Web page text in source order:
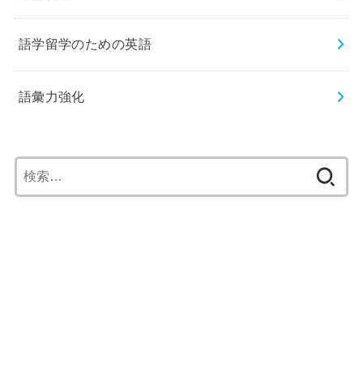
語学留学のための英語
語彙力強化
索: